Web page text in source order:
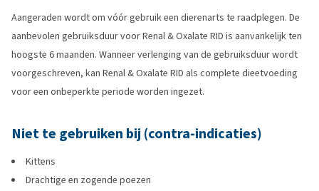
Aangeraden wordt om vóór gebruik een dierenarts te raadplegen. De
aanbevolen gebruiksduur voor Renal & Oxalate RID is aanvankelijk ten
hoogste 6 maanden. Wanneer verlenging van de gebruiksduur wordt
voorgeschreven, kan Renal & Oxalate RID als complete dieetvoeding
voor een onbeperkte periode worden ingezet.
Niet te gebruiken bij (contra-indicaties)
Kittens
Drachtige en zogende poezen